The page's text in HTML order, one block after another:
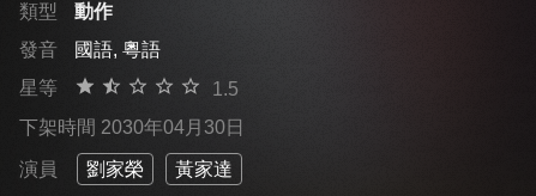
類型
動作
發音
國語, 粵語
星等
1.5
下架時間 2030年04月30日
演員 劉家榮 黃家達